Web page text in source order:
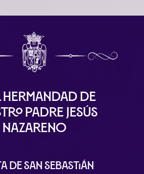
Hermandad de
Padre Jesús
Nazareno
de San Sebastián